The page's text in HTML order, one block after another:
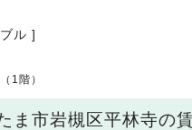
ル ]
1階）
ま市岩槻区平林寺の